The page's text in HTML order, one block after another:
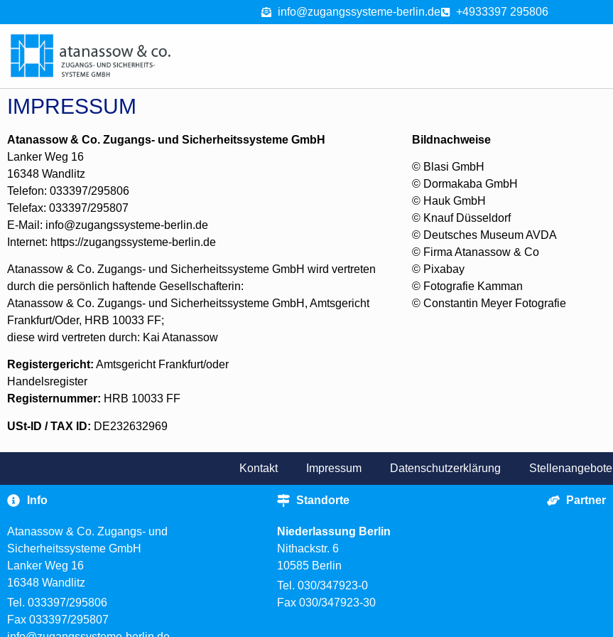
info@zugangssysteme-berlin.de +4933397 295806
IMPRESSUM
Atanassow & Co. Zugangs- und Sicherheitssysteme GmbH
Lanker Weg 16
16348 Wandlitz
Telefon: 033397/295806
Telefax: 033397/295807
E-Mail: info@zugangssysteme-berlin.de
Internet: https://zugangssysteme-berlin.de
Atanassow & Co. Zugangs- und Sicherheitssysteme GmbH wird vertreten
durch die persönlich haftende Gesellschafterin:
Atanassow & Co. Zugangs- und Sicherheitssysteme GmbH, Amtsgericht
Frankfurt/Oder, HRB 10033 FF;
diese wird vertreten durch: Kai Atanassow
Registergericht: Amtsgericht Frankfurt/oder
Handelsregister
Registernummer: HRB 10033 FF
USt-ID / TAX ID: DE232632969
Bildnachweise
© Blasi GmbH
© Dormakaba GmbH
© Hauk GmbH
© Knauf Düsseldorf
© Deutsches Museum AVDA
© Firma Atanassow & Co
© Pixabay
© Fotografie Kamman
© Constantin Meyer Fotografie
Kontakt Impressum Datenschutzerklärung Stellenangebote
Info
Atanassow & Co. Zugangs- und
Sicherheitssysteme GmbH
Lanker Weg 16
16348 Wandlitz
Tel. 033397/295806
Fax 033397/295807
Standorte
Niederlassung Berlin
Nithackstr. 6
10585 Berlin
Tel. 030/347923-0
Fax 030/347923-30
Partner